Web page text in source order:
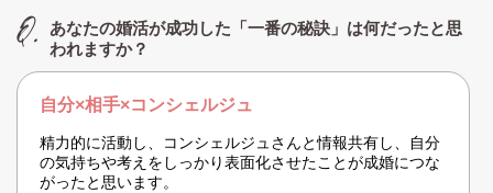
あなたの婚活が成功した「一番の秘訣」は何だったと思
われますか？
自分×相手×コンシェルジュ
精力的に活動し、コンシェルジュさんと情報共有し、自分
の気持ちや考えをしっかり表面化させたことが成婚につな
がったと思います。